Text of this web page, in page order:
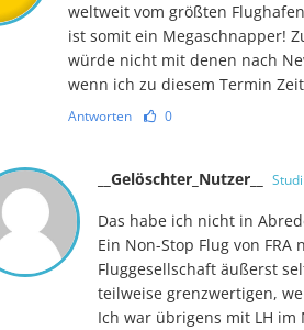
weltweit vom größten
ist somit ein Megaschnapper!
würde nicht mit denen nach
wenn ich zu diesem Termin
Antworten 0
__Gelöschter_Nutzer__ Studi
Das habe ich nicht in
Ein Non-Stop Flug von
Fluggesellschaft äußerst
teilweise grenzwertigen,
Ich war übrigens mit LH im